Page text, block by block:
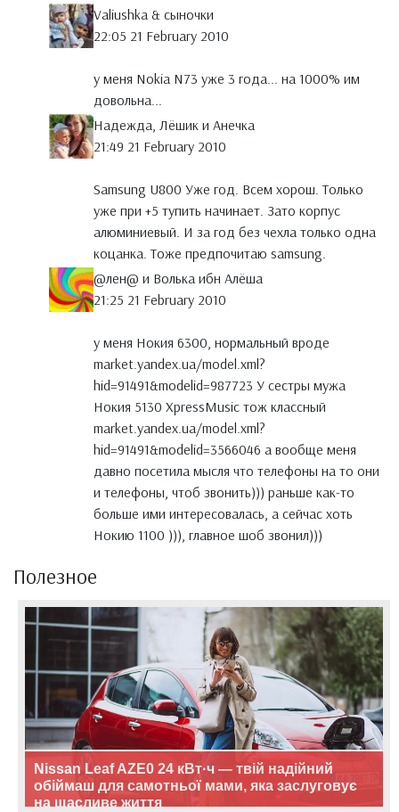
Valiushka & сыночки
22:05 21 February 2010
у меня Nokia N73 уже 3 года... на 1000% им
довольна...
Надежда, Лёшик и Анечка
21:49 21 February 2010
Samsung U800 Уже год. Всем хорош. Только
уже при +5 тупить начинает. Зато корпус
алюминиевый. И за год без чехла только одна
коцанка. Тоже предпочитаю samsung.
@лен@ и Волька ибн Алёша
21:25 21 February 2010
у меня Нокия 6300, нормальный вроде
market.yandex.ua/model.xml?
hid=91491&modelid=987723 У сестры мужа
Нокия 5130 XpressMusic тож классный
market.yandex.ua/model.xml?
hid=91491&modelid=3566046 а вообще меня
давно посетила мысля что телефоны на то они
и телефоны, чтоб звонить))) раньше как-то
больше ими интересовалась, а сейчас хоть
Нокию 1100 ))), главное шоб звонил)))
Полезное
Nissan Leaf AZE0 24 кВт·ч — твій надійний
обіймаш для самотньої мами, яка заслуговує
на щасливе життя